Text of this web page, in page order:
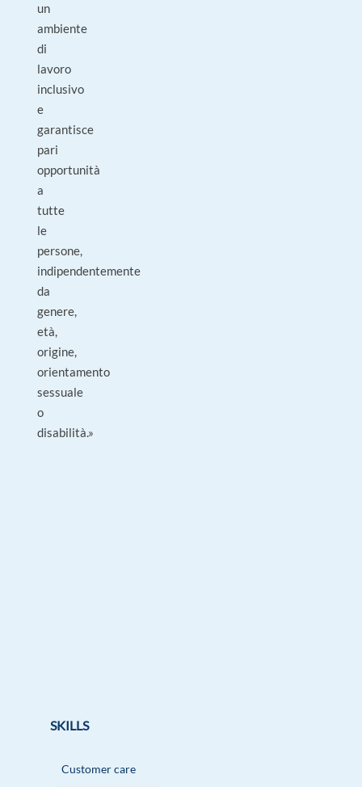
un
ambiente
di
lavoro
inclusivo
e
garantisce
pari
opportunità
a
tutte
le
persone,
indipendentemente
da
genere,
età,
origine,
orientamento
sessuale
o
disabilità.»
SKILLS
Customer care